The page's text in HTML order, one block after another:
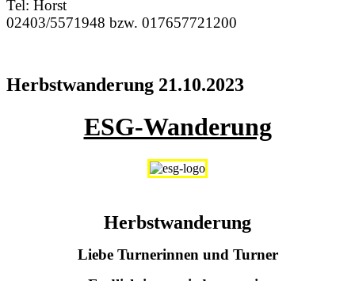
Tel: Horst
02403/5571948 bzw. 017657721200
Herbstwanderung 21.10.2023
ESG-Wanderung
Herbstwanderung
Liebe Turnerinnen und Turner